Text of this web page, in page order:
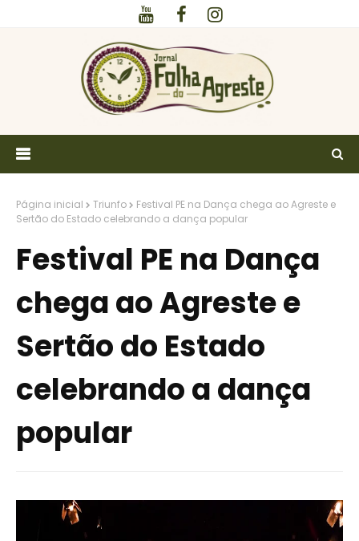
Página inicial Triunfo
Festival PE na Dança chega ao Agreste e
Sertão do Estado celebrando a dança popular
Festival PE na Dança
chega ao Agreste e
Sertão do Estado
celebrando a dança
popular